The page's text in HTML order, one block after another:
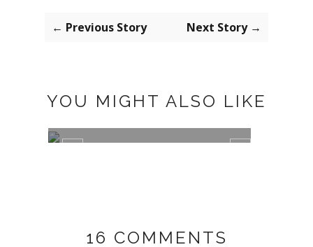
← Previous Story Next Story →
YOU MIGHT ALSO LIKE
16 COMMENTS